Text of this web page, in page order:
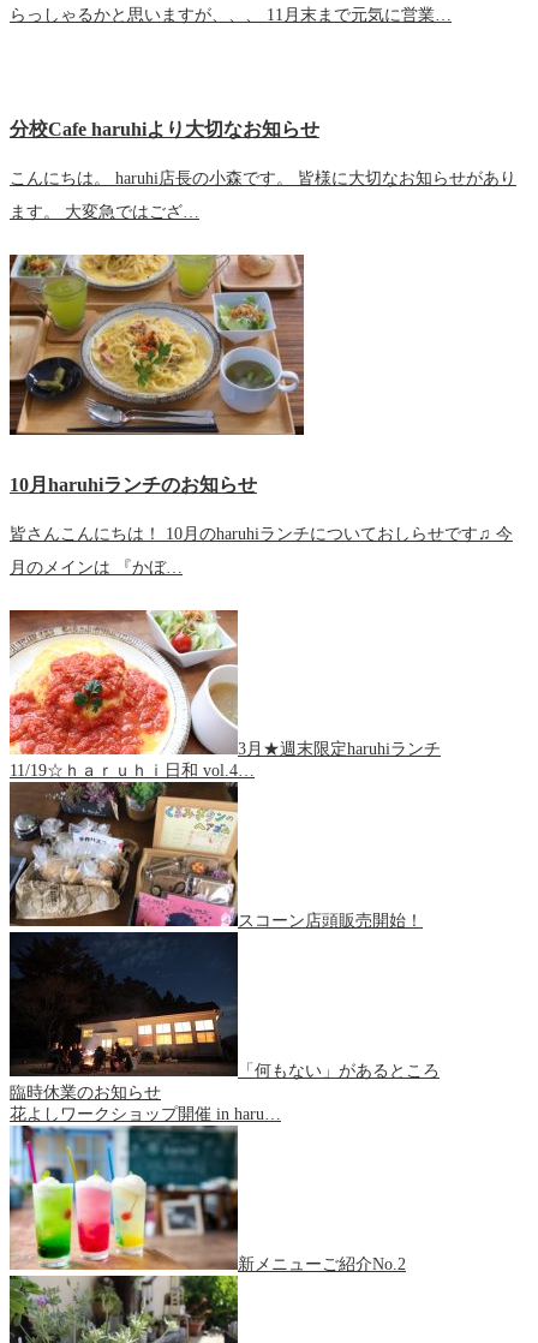
らっしゃるかと思いますが、、、 11月末まで元気に営業…
分校Cafe haruhiより大切なお知らせ
こんにちは。 haruhi店長の小森です。 皆様に大切なお知らせがあり
ます。 大変急ではござ…
10月haruhiランチのお知らせ
皆さんこんにちは！ 10月のharuhiランチについておしらせです♫ 今
月のメインは 『かぼ…
3月★週末限定haruhiランチ
11/19☆ｈａｒｕｈｉ日和 vol.4…
スコーン店頭販売開始！
「何もない」があるところ
臨時休業のお知らせ
花よしワークショップ開催 in haru…
新メニューご紹介No.2